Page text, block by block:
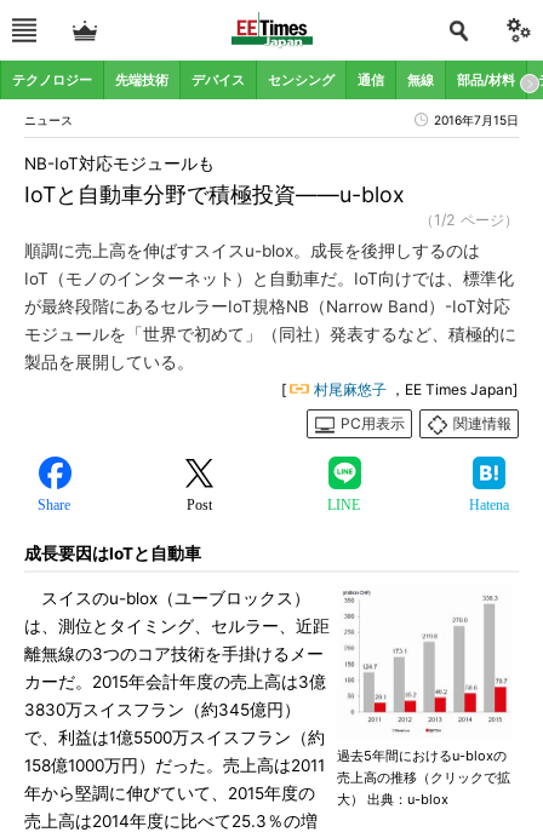
テクノロジー 先端技術 デバイス センシング 通信 無線 部品/材料
ニュース 2016年7月15日
IoTと自動車分野で積極投資――u-blox
NB-IoT対応モジュールも
（1/2 ページ）
順調に売上高を伸ばすスイスu-blox。成長を後押しするのは
IoT（モノのインターネット）と自動車だ。IoT向けでは、標準化
が最終段階にあるセルラーIoT規格NB（Narrow Band）-IoT対応
モジュールを「世界で初めて」（同社）発表するなど、積極的に
製品を展開している。
[ 村尾麻悠子 ，EE Times Japan]
PC用表示
関連情報
Share Post LINE Hatena
成長要因はIoTと自動車
過去5年間におけるu-bloxの
売上高の推移（クリックで拡
大） 出典：u-blox
スイスのu-blox（ユーブロックス）
は、測位とタイミング、セルラー、近距
離無線の3つのコア技術を手掛けるメー
カーだ。2015年会計年度の売上高は3億
3830万スイスフラン（約345億円）
で、利益は1億5500万スイスフラン（約
158億1000万円）だった。売上高は2011
年から堅調に伸びていて、2015年度の
売上高は2014年度に比べて25.3％の増